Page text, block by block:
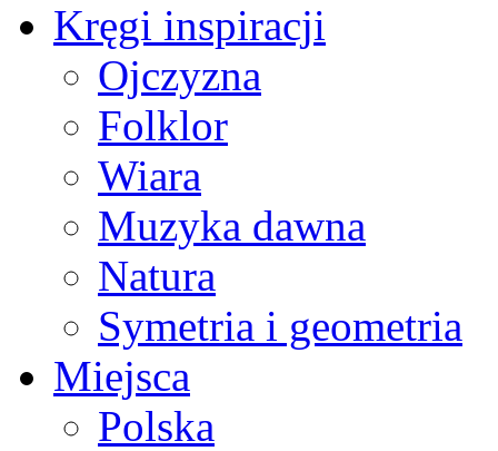
Kręgi inspiracji
Ojczyzna
Folklor
Wiara
Muzyka dawna
Natura
Symetria i geometria
Miejsca
Polska